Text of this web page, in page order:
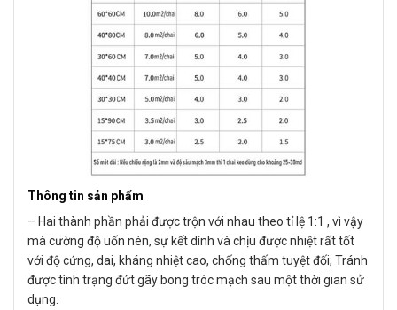
Thông tin sản phẩm
– Hai thành phần phải được trộn với nhau theo tỉ lệ 1:1 , vì vậy
mà cường độ uốn nén, sự kết dính và chịu được nhiệt rất tốt
với độ cứng, dai, kháng nhiệt cao, chống thấm tuyệt đối; Tránh
được tình trạng đứt gãy bong tróc mạch sau một thời gian sử
dụng.